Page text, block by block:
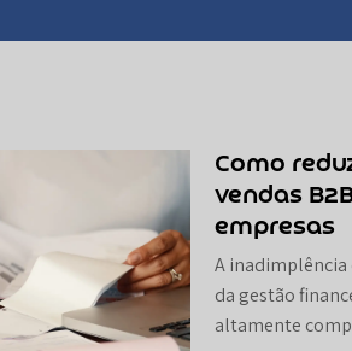
Como
vendas
empresas
A inadimplência
da gestão
altamente